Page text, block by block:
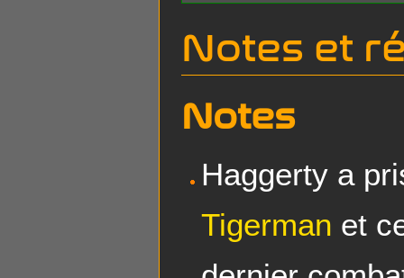
Notes et
Notes
Haggerty a
Tigerman et